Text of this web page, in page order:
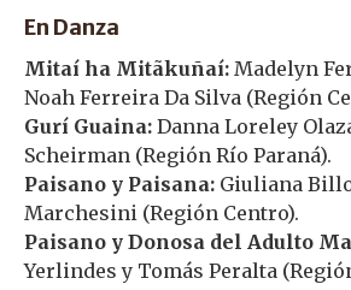
En Danza
Mitaí ha Mitãkuñaí: Madelyn
Noah Ferreira Da Silva (Región
Gurí Guaina: Danna Loreley
Scheirman (Región Río Paraná).
Paisano y Paisana: Giuliana
Marchesini (Región Centro).
Paisano y Donosa del Adulto
Yerlindes y Tomás Peralta